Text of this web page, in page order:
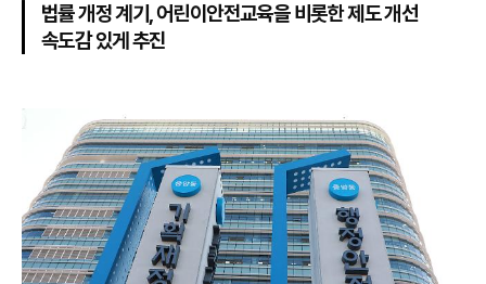
법률 개정 계기, 어린이안전교육을 비롯한 제도 개선
속도감 있게 추진